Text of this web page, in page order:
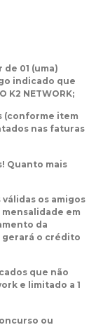
01 (uma)
indicado que
K2 NETWORK;
(conforme item
nas faturas
Quanto mais
os amigos
em
da
gerará o crédito
que não
e limitado a 1
ou